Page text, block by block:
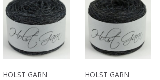
HOLST GARN
HOLST GARN